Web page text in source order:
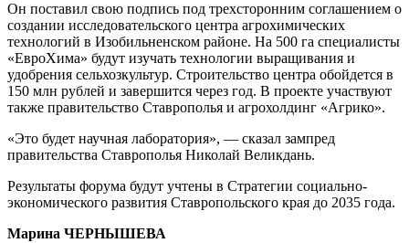
Он поставил свою подпись под трехсторонним соглашением о
создании исследовательского центра агрохимических
технологий в Изобильненском районе. На 500 га специалисты
«ЕвроХима» будут изучать технологии выращивания и
удобрения сельхозкультур. Строительство центра обойдется в
150 млн рублей и завершится через год. В проекте участвуют
также правительство Ставрополья и агрохолдинг «Агрико».
«Это будет научная лаборатория», — сказал зампред
правительства Ставрополья Николай Великдань.
Результаты форума будут учтены в Стратегии социально-
экономического развития Ставропольского края до 2035 года.
Марина ЧЕРНЫШЕВА